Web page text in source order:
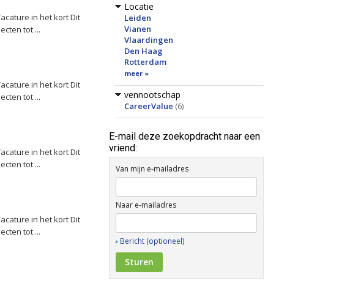
Locatie
Leiden
Vianen
Vlaardingen
Den Haag
Rotterdam
meer »
vennootschap
CareerValue (6)
E-mail deze zoekopdracht naar een
vriend:
Van mijn e-mailadres
Naar e-mailadres
Bericht (optioneel)
in het kort Dit
tot ...
in het kort Dit
tot ...
in het kort Dit
tot ...
in het kort Dit
tot ...